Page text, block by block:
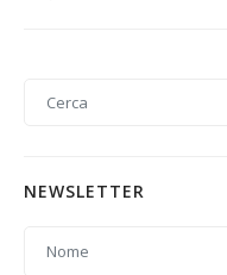
NEWSLETTER